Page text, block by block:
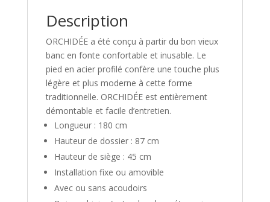
Description
ORCHIDÉE a été conçu à partir du bon vieux
banc en fonte confortable et inusable. Le
pied en acier profilé confère une touche plus
légère et plus moderne à cette forme
traditionnelle. ORCHIDÉE est entièrement
démontable et facile d’entretien.
Longueur : 180 cm
Hauteur de dossier : 87 cm
Hauteur de siège : 45 cm
Installation fixe ou amovible
Avec ou sans acoudoirs